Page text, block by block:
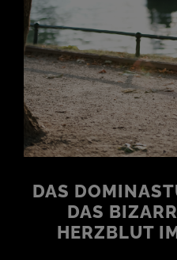
DAS
DAS
HERZBLUT